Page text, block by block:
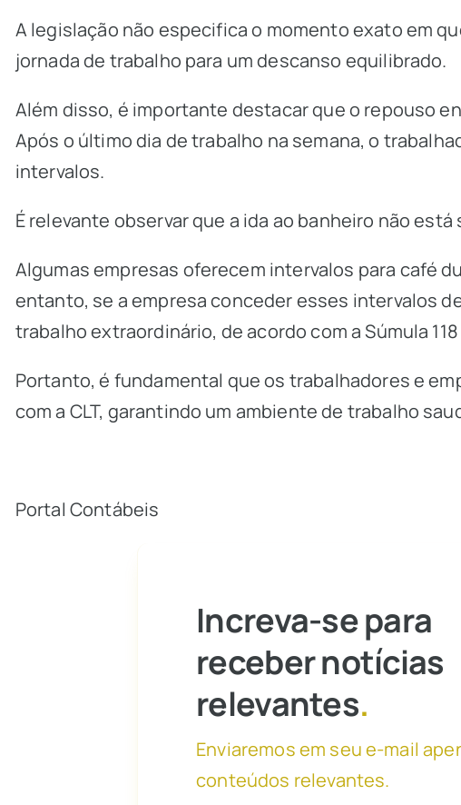
A legislação não especifica o momento exato em
jornada de trabalho para um descanso equilibrado.
Além disso, é importante destacar que o repouso
Após o último dia de trabalho na semana, o
intervalos.
É relevante observar que a ida ao banheiro não
Algumas empresas oferecem intervalos para café
entanto, se a empresa conceder esses intervalos
trabalho extraordinário, de acordo com a Súmula
Portanto, é fundamental que os trabalhadores e
com a CLT, garantindo um ambiente de trabalho
Portal Contábeis
Increva-se para
receber notícias
relevantes.
Enviaremos em seu e-mail
conteúdos relevantes.